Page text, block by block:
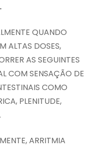
QUANDO
ALTAS DOSES,
AS SEGUINTES
COM SENSAÇÃO DE
COMO
PLENITUDE,
ARRITMIA